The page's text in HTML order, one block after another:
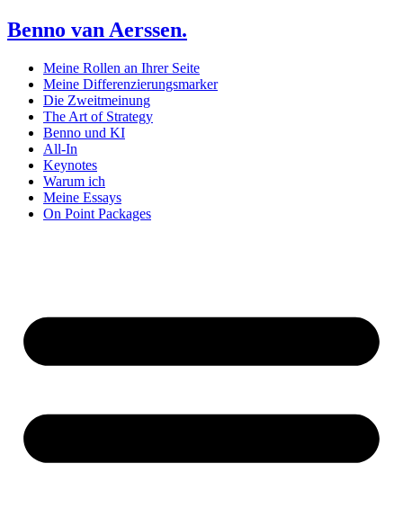
Benno van Aerssen.
Meine Rollen an Ihrer Seite
Meine Differenzierungsmarker
Die Zweitmeinung
The Art of Strategy
Benno und KI
All-In
Keynotes
Warum ich
Meine Essays
On Point Packages